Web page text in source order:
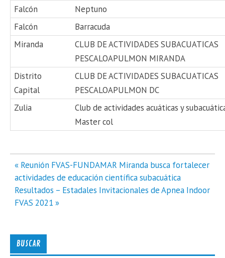
Falcón
Neptuno
Falcón
Barracuda
Miranda
CLUB DE ACTIVIDADES SUBACUATICAS
PESCALOAPULMON MIRANDA
Distrito
Capital
CLUB DE ACTIVIDADES SUBACUATICAS
PESCALOAPULMON DC
Zulia
Club de actividades acuáticas y
Master col
Navegación
de
entradas
« Reunión FVAS-FUNDAMAR Miranda busca fortalecer
actividades de educación científica subacuática
Resultados – Estadales Invitacionales de Apnea Indoor
FVAS 2021 »
BUSCAR